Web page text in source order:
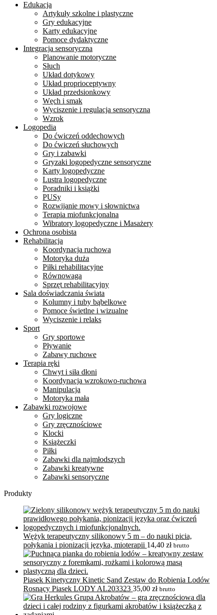
Edukacja
Artykuły szkolne i plastyczne
Gry edukacyjne
Karty edukacyjne
Pomoce dydaktyczne
Integracja sensoryczna
Planowanie motoryczne
Słuch
Układ dotykowy
Układ proprioceptywny
Układ przedsionkowy
Węch i smak
Wyciszenie i regulacja sensoryczna
Wzrok
Logopedia
Do ćwiczeń oddechowych
Do ćwiczeń słuchowych
Gry i zabawki
Gryzaki logopedyczne sensoryczne
Karty logopedyczne
Lustra logopedyczne
Poradniki i książki
PUSy
Rozwijanie mowy i słownictwa
Terapia miofunkcjonalna
Wibratory logopedyczne i Masażery
Ochrona osobista
Rehabilitacja
Koordynacja ruchowa
Motoryka duża
Piłki rehabilitacyjne
Równowaga
Sprzęt rehabilitacyjny
Sala doświadczania świata
Kolumny i tuby bąbelkowe
Pomoce świetlne i wizualne
Wyciszenie i relaks
Sport
Gry sportowe
Pływanie
Zabawy ruchowe
Terapia ręki
Chwyt i siła dłoni
Koordynacja wzrokowo-ruchowa
Manipulacja
Motoryka mała
Zabawki rozwojowe
Gry logiczne
Gry zręcznościowe
Klocki
Książeczki
Piłki
Zabawki dla najmłodszych
Zabawki kreatywne
Zabawki sensoryczne
Produkty
Wężyk terapeutyczny silikonowy 5 m – do nauki picia,
połykania i pionizacji języka, mioterapii 14,40 zł brutto
Piasek Kinetyczny Kinetic Sand Zestaw do Robienia Lodów
Rosnący Piasek LODY AL203323 35,00 zł brutto